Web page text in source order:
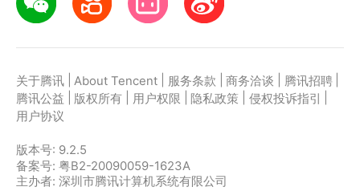
关于腾讯 About Tencent 服务条款 商务洽谈 腾讯招聘
腾讯公益
版权所有 用户权限 隐私政策 侵权投诉指引
用户协议
版本号: 9.2.5
备案号: 粤B2-20090059-1623A
主办者: 深圳市腾讯计算机系统有限公司